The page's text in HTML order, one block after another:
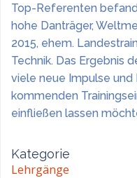
Top-Referenten
hohe Danträger,
2015, ehem.
Technik. Das Ergebnis
viele neue Impulse und
kommenden
einfließen lassen
Kategorie
Lehrgänge